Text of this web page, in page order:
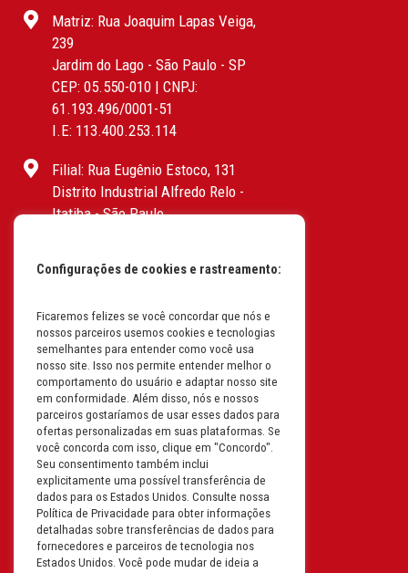
Matriz: Rua Joaquim Lapas Veiga,
239
Jardim do Lago - São Paulo - SP
CEP: 05.550-010 | CNPJ:
61.193.496/0001-51
I.E: 113.400.253.114
Filial: Rua Eugênio Estoco, 131
Distrito Industrial Alfredo Relo -
Itatiba - São Paulo
I.E: 382.096.357.1147
Filial: Av. Odila Chaves Rodrigues,
1277
Parque industrial RM - Condomínio
Therapark - Jundiaí - São Paulo
CEP: 13.213-087 | CNPJ:
61.193.496/0018-08
I.E: 407.642.800.114
Filial: Rua em Projeto G, 728 – Letra A
B C D
Tabuleiro do Martins – Maceió -
Alagoas
Configurações de cookies e rastreamento:
Ficaremos felizes se você concordar que nós e
nossos parceiros usemos cookies e tecnologias
semelhantes para entender como você usa
nosso site. Isso nos permite entender melhor o
comportamento do usuário e adaptar nosso site
em conformidade. Além disso, nós e nossos
parceiros gostaríamos de usar esses dados para
ofertas personalizadas em suas plataformas. Se
você concorda com isso, clique em "Concordo".
Seu consentimento também inclui
explicitamente uma possível transferência de
dados para os Estados Unidos. Consulte nossa
Política de Privacidade para obter informações
detalhadas sobre transferências de dados para
fornecedores e parceiros de tecnologia nos
Estados Unidos. Você pode mudar de ideia a